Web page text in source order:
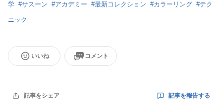
学 #サスーン #アカデミー #最新コレクション #カラーリング #テク
ニック
いいね コメント
記事をシェア 記事を報告する